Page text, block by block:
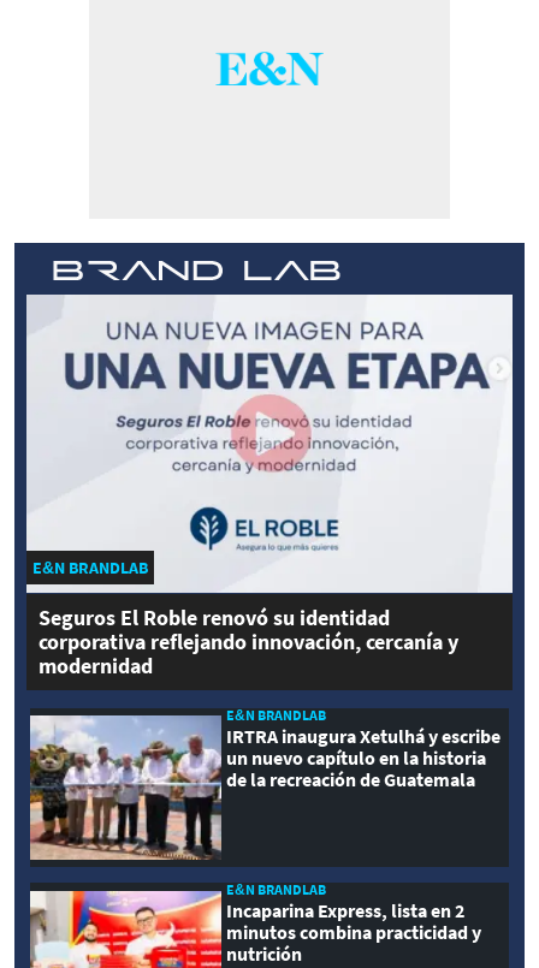
E&N BRANDLAB
Seguros El Roble renovó su identidad
corporativa reflejando innovación, cercanía y
modernidad
E&N BRANDLAB
IRTRA inaugura Xetulhá y escribe
un nuevo capítulo en la historia
de la recreación de Guatemala
E&N BRANDLAB
Incaparina Express, lista en 2
minutos combina practicidad y
nutrición